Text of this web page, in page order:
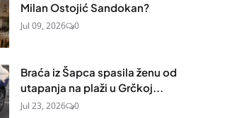
Milan Ostojić Sandokan?
Jul 09, 2026 0
Braća iz Šapca spasila ženu od
utapanja na plaži u Grčkoj...
Jul 23, 2026 0